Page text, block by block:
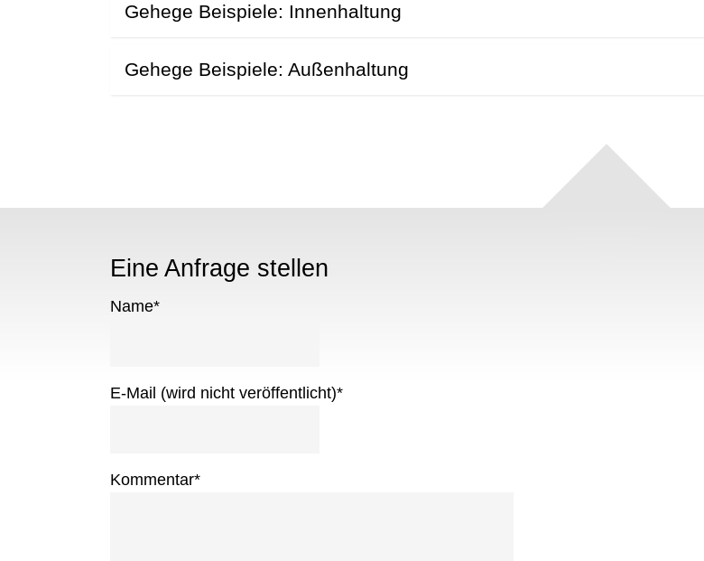
Gehege Beispiele: Innenhaltung
Gehege Beispiele: Außenhaltung
Eine Anfrage stellen
Name*
E-Mail (wird nicht veröffentlicht)*
Kommentar*